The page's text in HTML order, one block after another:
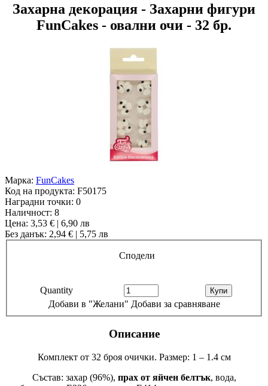
Захарна декорация - Захарни фигури
FunCakes - овални очи - 32 бр.
Марка: FunCakes
Код на продукта: F50175
Наградни точки: 0
Наличност: 8
Цена: 3,53 € | 6,90 лв
Без данък: 2,94 € | 5,75 лв
Сподели
Quantity
Добави в "Желани" Добави за сравняване
Описание
Комплект от 32 броя очички. Размер: 1 – 1.4 см
Състав: захар (96%), прах от яйчен белтък, вода,